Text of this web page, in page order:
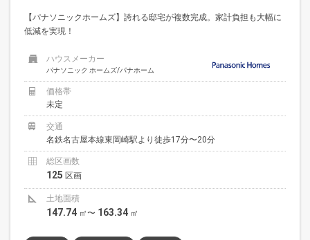
【パナソニックホームズ】誇れる邸宅が複数完成。家計負担も大幅に
低減を実現！
ハウスメーカー
パナソニック ホームズ/パナホーム
価格帯
未定
交通
名鉄名古屋本線東岡崎駅より徒歩17分〜20分
総区画数
125 区画
土地面積
147.74 ㎡〜 163.34 ㎡